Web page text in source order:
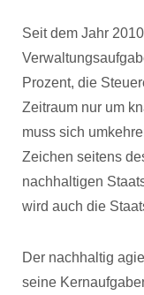
Seit dem Jahr
Prozent, die
Zeitraum nur um
muss sich
Zeichen seitens
nachhaltigen
wird auch die
Der nachhaltig
seine